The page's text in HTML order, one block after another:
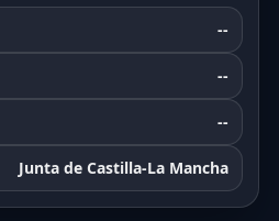
--
--
--
Junta de Castilla-La Mancha